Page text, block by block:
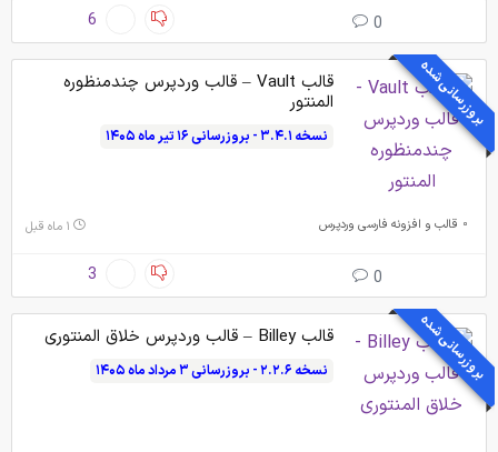
6 0
بروزرسانی شده قالب Vault – قالب وردپرس چندمنظوره
المنتور
نسخه ۳.۴.۱ - بروزرسانی ۱۶ تیر ماه ۱۴۰۵
قالب و افزونه فارسی وردپرس ۱ ماه قبل
3 0
بروزرسانی شده قالب Billey – قالب وردپرس خلاق المنتوری
نسخه ۲.۲.۶ - بروزرسانی ۳ مرداد ماه ۱۴۰۵